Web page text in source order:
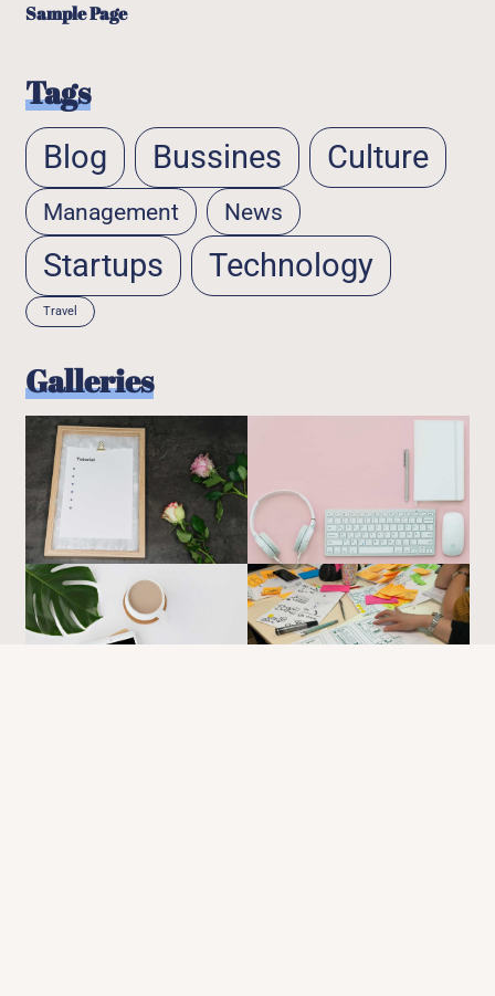
Sample Page
Tags
Blog Bussines Culture
Management News
Startups Technology
Travel
Galleries